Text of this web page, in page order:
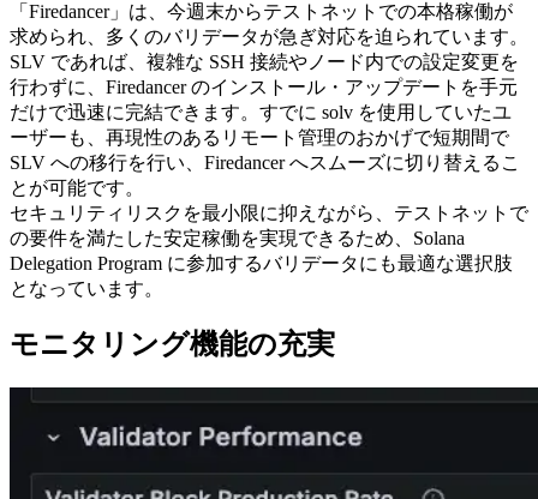
「Firedancer」は、今週末からテストネットでの本格稼働が
求められ、多くのバリデータが急ぎ対応を迫られています。
SLV であれば、複雑な SSH 接続やノード内での設定変更を
行わずに、Firedancer のインストール・アップデートを手元
だけで迅速に完結できます。すでに solv を使用していたユ
ーザーも、再現性のあるリモート管理のおかげで短期間で
SLV への移行を行い、Firedancer へスムーズに切り替えるこ
とが可能です。
セキュリティリスクを最小限に抑えながら、テストネットで
の要件を満たした安定稼働を実現できるため、Solana
Delegation Program に参加するバリデータにも最適な選択肢
となっています。
モニタリング機能の充実